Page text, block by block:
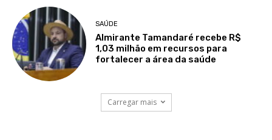
SAÚDE
Almirante Tamandaré recebe R$
1,03 milhão em recursos para
fortalecer a área da saúde
Carregar mais